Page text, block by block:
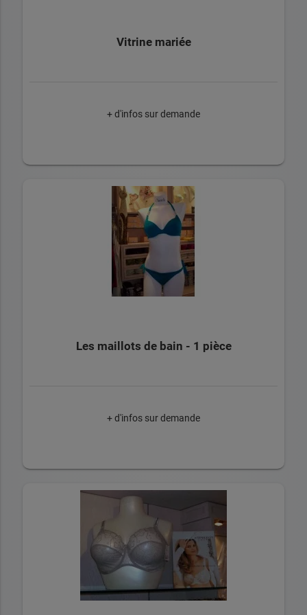
Vitrine mariée
+ d'infos sur demande
Les maillots de bain - 1 pièce
+ d'infos sur demande